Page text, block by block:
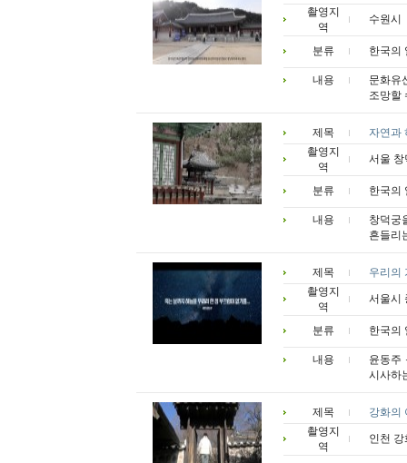
촬영지
역
수원시
분류 한국의
내용
문화유
조망할
제목
자연과
촬영지
역
서울 창
분류 한국의
내용
창덕궁
흔들리
제목
우리의
촬영지
역
서울시
분류 한국의
내용
윤동주
시사하
제목
강화의
촬영지
역
인천 강